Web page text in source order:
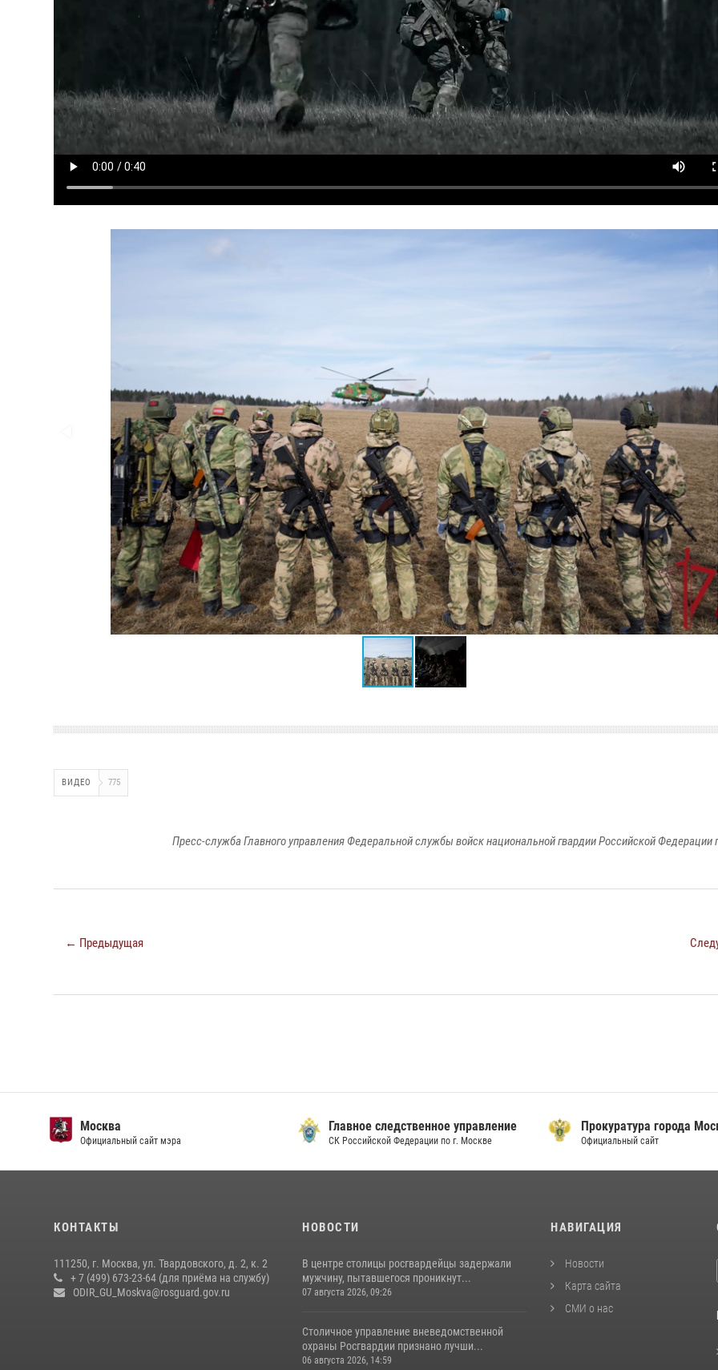
ВИДЕО 775
Пресс-служба Главного управления Федеральной службы войск национальной гвардии Российской Федерации
← Предыдущая
Москва
Официальный сайт мэра
Главное следственное управление
СК Российской Федерации по г. Москве
Прокуратура города
Официальный сайт
КОНТАКТЫ
111250, г. Москва, ул. Твардовского, д. 2, к. 2
+ 7 (499) 673-23-64 (для приёма на службу)
ODIR_GU_Moskva@rosguard.gov.ru
НОВОСТИ
В центре столицы росгвардейцы задержали
мужчину, пытавшегося проникнут...
07 августа 2026, 09:26
Столичное управление вневедомственной
охраны Росгвардии признано лучши...
06 августа 2026, 14:59
НАВИГАЦИЯ
Новости
Карта сайта
СМИ о нас